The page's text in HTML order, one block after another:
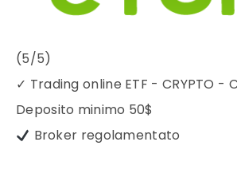
(5/5)
✓ Trading online ETF - CRYPTO -
Deposito minimo 50$
Broker regolamentato